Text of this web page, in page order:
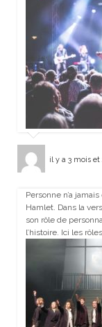
il y a 3 mois
Personne n’a
Hamlet. Dans la
son rôle de
l’histoire. Ici les